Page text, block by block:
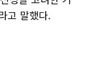
고 말했다.